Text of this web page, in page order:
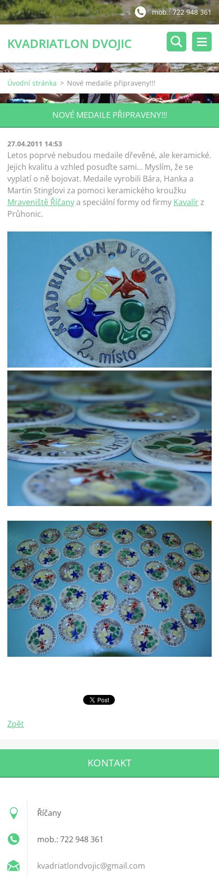
mob.: 722 948 361
KVADRIATLON DVOJIC
Úvodní stránka > Nové medaile připraveny!!!
NOVÉ MEDAILE PŘIPRAVENY!!!
27.04.2011 14:53
Letos poprvé nebudou medaile dřevěné, ale keramické.
Jejich kvalitu a vzhled posuďte sami... Myslím, že se
vyplatí o ně bojovat. Medaile vyrobili Bára, Hanka a
Martin Stinglovi za pomoci keramického kroužku
Mraveniště Říčanya speciální formy od firmy Kavalírz
Průhonic.
Zpět
KONTAKT
Říčany
mob.: 722 948 361
kvadriatlondvojic@gmail.com